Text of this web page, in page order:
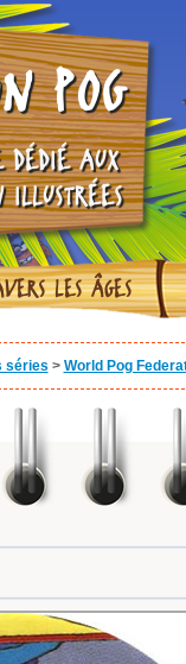
POG
DÉDIÉ AUX
ILLUSTRÉES
LES ÂGES
séries > World Pog